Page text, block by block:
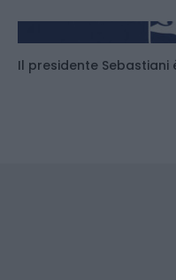
Il presidente